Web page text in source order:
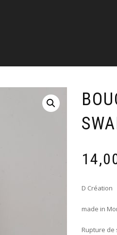
D Création
made in
Rupture de